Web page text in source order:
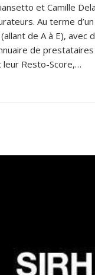
et Camille
Au terme
de A à E),
de
Resto-Score,…